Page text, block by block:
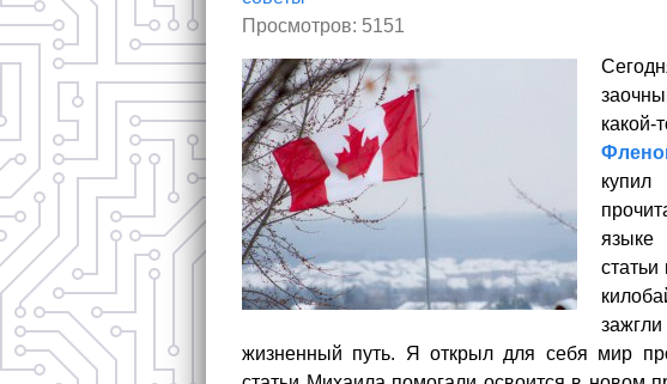
Просмотров: 5151
языке
жизненный путь. Я открыл для себя мир